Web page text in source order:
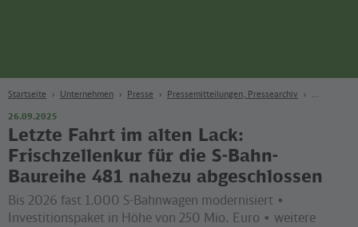
Startseite Unternehmen Presse Pressemitteilungen, Pressearchiv
26.09.2025
Letzte Fahrt im alten Lack:
Frischzellenkur für die S-Bahn-
Baureihe 481 nahezu abgeschlossen
Bis 2026 fast 1.000 S-Bahnwagen modernisiert •
Investitionspaket in Höhe von 250 Mio. Euro • weitere